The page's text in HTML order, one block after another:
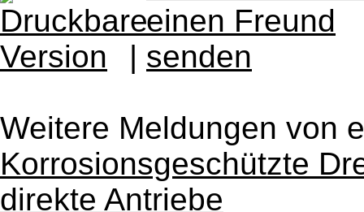
|
Weitere Meldungen von
Korrosionsgeschützte
direkte Antriebe